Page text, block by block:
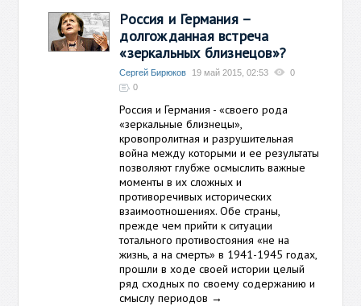
Россия и Германия –
долгожданная встреча
«зеркальных близнецов»?
Сергей Бирюков 19 май 2015, 02:53
0
0
Россия и Германия - «своего рода
«зеркальные близнецы»,
кровопролитная и разрушительная
война между которыми и ее результаты
позволяют глубже осмыслить важные
моменты в их сложных и
противоречивых исторических
взаимоотношениях. Обе страны,
прежде чем прийти к ситуации
тотального противостояния «не на
жизнь, а на смерть» в 1941-1945 годах,
прошли в ходе своей истории целый
ряд сходных по своему содержанию и
смыслу периодов →